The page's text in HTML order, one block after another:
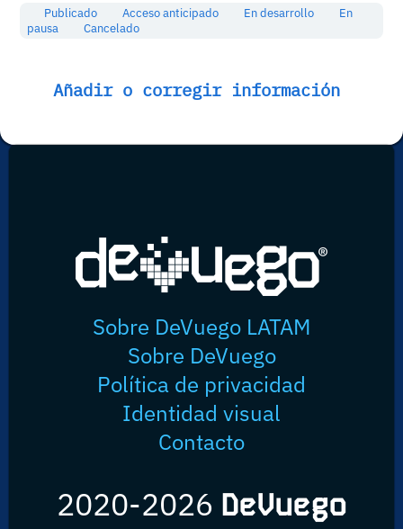
Publicado Acceso anticipado En desarrollo
En
pausa
Cancelado
Añadir o corregir información
Sobre DeVuego LATAM
Sobre DeVuego
Política de privacidad
Identidad visual
Contacto
2020-2026 DeVuego